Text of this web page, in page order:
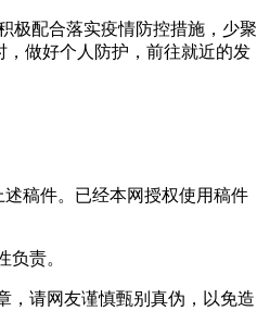
极配合落实疫情防控措施，少聚
做好个人防护，前往就近的发
稿件。已经本网授权使用稿件
责。
，请网友谨慎甄别真伪，以免造